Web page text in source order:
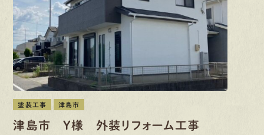
塗装工事 津島市
津島市 Y様 外装リフォーム工事